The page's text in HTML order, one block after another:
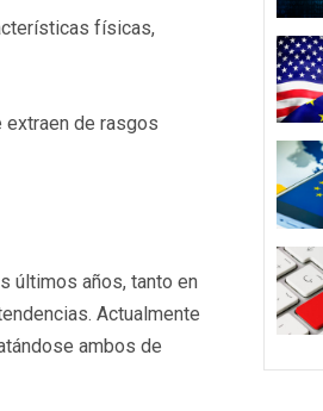
físicas,
de rasgos
últimos años, tanto en
Actualmente
ambos de